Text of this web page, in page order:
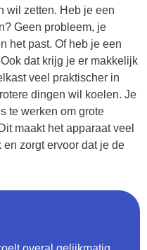
wil zetten. Heb je een
Geen probleem, je
het past. Of heb je een
dat krijg je er makkelijk
veel praktischer in
dingen wil koelen. Je
te werken om grote
maakt het apparaat veel
zorgt ervoor dat je de